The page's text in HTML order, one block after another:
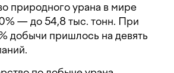
природного урана в мире
— до 54,8 тыс. тонн. При
добычи пришлось на девять